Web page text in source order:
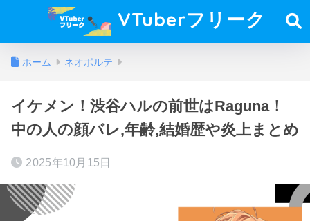
VTuberフリーク
ホーム ネオポルテ
イケメン！渋谷ハルの前世はRaguna！
中の人の顔バレ,年齢,結婚歴や炎上まとめ
2025年10月15日